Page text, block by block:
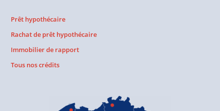
Prêt hypothécaire
Rachat de prêt hypothécaire
Immobilier de rapport
Tous nos crédits